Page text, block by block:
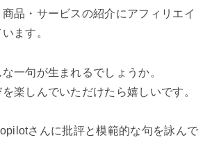
品・サービスの紹介にアフィリエイ
ます。
一句が生まれるでしょうか。
楽しんでいただけたら嬉しいです。
さんに批評と模範的な句を詠んで